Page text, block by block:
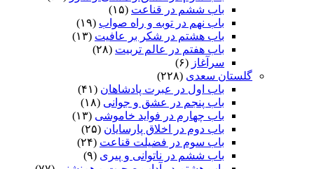
باب ششم در قناعت (۱۵)
باب نهم در توبه و راه صواب (۱۹)
باب هشتم در شکر بر عافیت (۱۳)
باب هفتم در عالم تربیت (۲۸)
سرآغاز (۶)
گلستان سعدی (۲۲۸)
باب اول در عبرت پادشاهان (۴۱)
باب پنجم در عشق و جوانى (۱۸)
باب چهارم در فواید خاموشى (۱۳)
باب دوم در اخلاق پارسایان (۲۵)
باب سوم در فضیلت قناعت (۲۴)
باب ششم در ناتوانى و پیرى (۹)